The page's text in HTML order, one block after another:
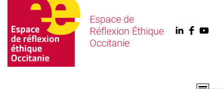
Espace de
Réflexion Éthique
Occitanie
Linkedin